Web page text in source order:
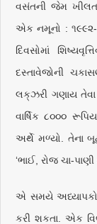
વસંતની જેમ
એક નમૂનો : ૧૯૯૨-
દિવસોમાં
દસ્તાવેજોની
લક્‌ઝરી ગણાય તેવા
વાર્ષિક ૮૦૦૦
અર્થે મળ્યો. તેના
‘ભાઈ, રોજ ચા-પાણી
એ સમયે અધ્યાપકો
કરી શકતા. એક